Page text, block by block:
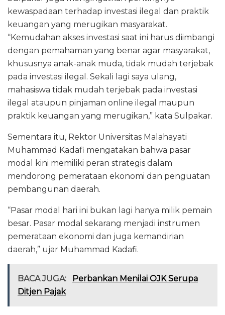
kewaspadaan terhadap investasi ilegal dan praktik
keuangan yang merugikan masyarakat.
“Kemudahan akses investasi saat ini harus diimbangi
dengan pemahaman yang benar agar masyarakat,
khususnya anak-anak muda, tidak mudah terjebak
pada investasi ilegal. Sekali lagi saya ulang,
mahasiswa tidak mudah terjebak pada investasi
ilegal ataupun pinjaman online ilegal maupun
praktik keuangan yang merugikan,” kata Sulpakar.
Sementara itu, Rektor Universitas Malahayati
Muhammad Kadafi mengatakan bahwa pasar
modal kini memiliki peran strategis dalam
mendorong pemerataan ekonomi dan penguatan
pembangunan daerah.
“Pasar modal hari ini bukan lagi hanya milik pemain
besar. Pasar modal sekarang menjadi instrumen
pemerataan ekonomi dan juga kemandirian
daerah,” ujar Muhammad Kadafi.
BACA JUGA:
Perbankan Menilai OJK Serupa
Ditjen Pajak